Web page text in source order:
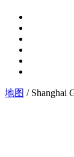
地图 / Shanghai